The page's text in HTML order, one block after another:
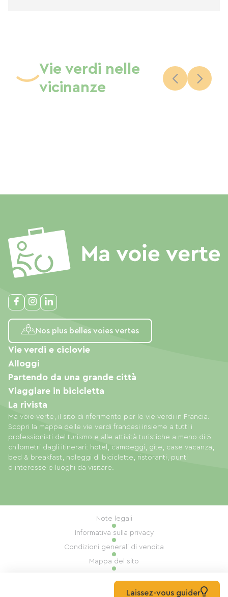
Vie verdi nelle
vicinanze
Nos plus belles voies vertes
Ma voie verte, il sito di riferimento per le vie verdi in Francia.
Scopri la mappa delle vie verdi francesi insieme a tutti i
professionisti del turismo e alle attività turistiche a meno di 5
chilometri dagli itinerari: hotel, campeggi, gîte, case vacanza,
bed & breakfast, noleggi di biciclette, ristoranti, punti
d'interesse e luoghi da visitare.
Vie verdi e ciclovie
Alloggi
Partendo da una grande città
Viaggiare in bicicletta
La rivista
Note legali
Informativa sulla privacy
Condizioni generali di vendita
Mappa del sito
Realizzazione: Mill, PrivasLaissez-vous guider